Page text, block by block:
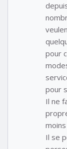
pour
pour
Il ne
Il se